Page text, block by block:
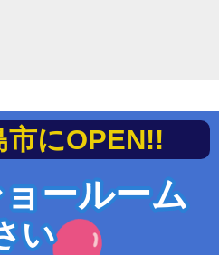
市にOPEN!!
ールーム
い